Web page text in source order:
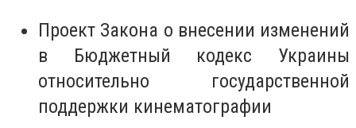
Проект Закона о внесении изменений
в Бюджетный кодекс Украины
относительно государственной
поддержки кинематографии